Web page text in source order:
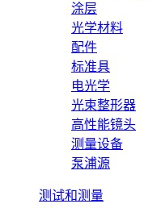
涂层
光学材料
配件
标准具
电光学
光束整形器
高性能镜头
测量设备
泵浦源
测试和测量